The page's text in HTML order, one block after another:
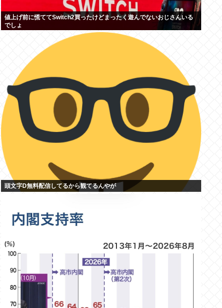
値上げ前に慌ててSwitch2買ったけどまったく遊んでないおじさんいる
でしょ
頭文字D無料配信してるから観てるんやが